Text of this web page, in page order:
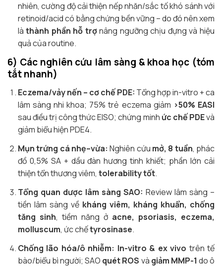
nhiên, cường độ cải thiện nếp nhăn/sắc tố khó sánh với
retinoid/acid có bằng chứng bền vững – do đó nên xem
làthành phần hỗ trợnâng ngưỡng chịu đựng và hiệu
quả của routine.
6) Các nghiên cứu lâm sàng & khoa học (tóm
tắt nhanh)
Eczema/vảy nến – cơ chế PDE: Tổng hợp in-vitro + ca
lâm sàng nhi khoa; 75% trẻ eczema giảm >50% EASI
sau điều trị công thức EISO; chứng minh ức chế PDEvà
giảm biểu hiện PDE4.
Mụn trứng cá nhẹ–vừa: Nghiên cứu mở, 8 tuần, phác
đồ 0,5% SA + dầu đàn hương tinh khiết; phần lớn cải
thiện tổn thương viêm, tolerability tốt.
Tổng quan dược lâm sàng SAO: Review lâm sàng –
tiền lâm sàng về kháng viêm, kháng khuẩn, chống
tăng sinh, tiềm năng ở acne, psoriasis, eczema,
molluscum, ức chếtyrosinase.
Chống lão hóa/ô nhiễm: In-vitro & ex vivo trên tế
bào/biểu bì người; SAO quét ROS và giảm MMP-1 do ô